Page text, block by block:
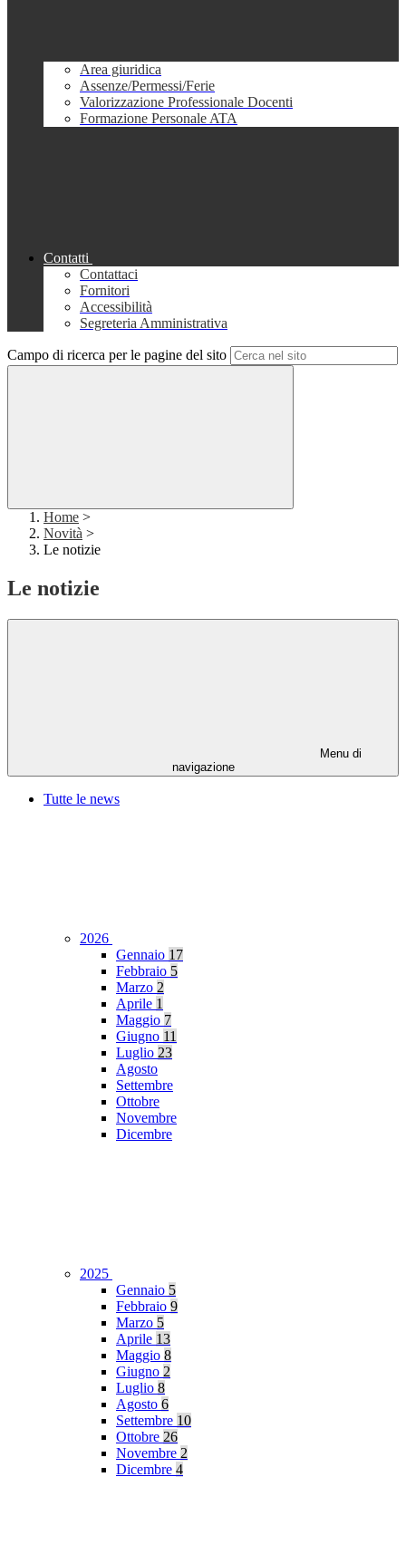
Area giuridica
Assenze/Permessi/Ferie
Valorizzazione Professionale Docenti
Formazione Personale ATA
Contatti
Contattaci
Fornitori
Accessibilità
Segreteria Amministrativa
Campo di ricerca per le pagine del sito
Home >
Novità >
Le notizie
Le notizie
Menu di
navigazione
Tutte le news
2026
Gennaio 17
Febbraio 5
Marzo 2
Aprile 1
Maggio 7
Giugno 11
Luglio 23
Agosto
Settembre
Ottobre
Novembre
Dicembre
2025
Gennaio 5
Febbraio 9
Marzo 5
Aprile 13
Maggio 8
Giugno 2
Luglio 8
Agosto 6
Settembre 10
Ottobre 26
Novembre 2
Dicembre 4